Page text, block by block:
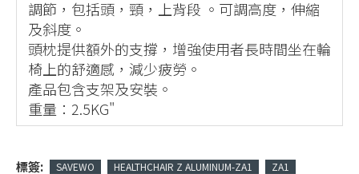
調節，包括頭，頸，上背段 。可調高度，伸縮
及斜度。
頭枕提供額外的支撐，增強使用者長時間坐在輪
椅上的舒適感，減少疲勞。
產品包含支架及安裝。
重量：2.5KG"
標簽: SAVEWO HEALTHCHAIR Z ALUMINUM-ZA1
ZA1